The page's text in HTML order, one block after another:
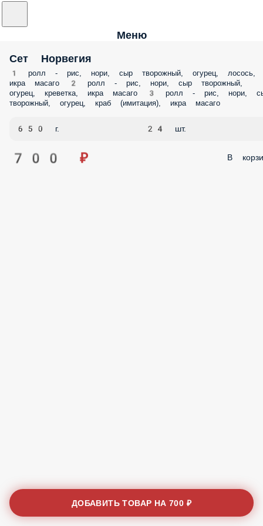
Меню
Сет Норвегия
1 ролл - рис, нори, сыр творожный, огурец, лосось,
икра масаго 2 ролл - рис, нори, сыр творожный,
огурец, креветка, икра масаго 3 ролл - рис, нори,
творожный, огурец, краб (имитация), икра масаго
650 г. 24 шт.
700 ₽ В
ДОБАВИТЬ ТОВАР НА700 ₽